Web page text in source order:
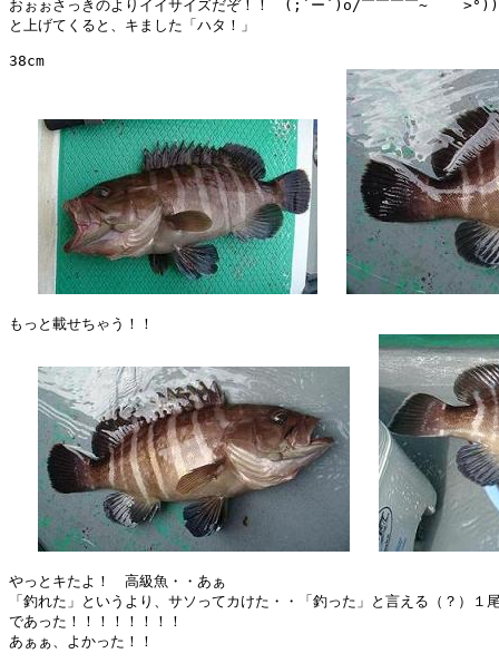
おぉぉさっきのよりイイサイズだぞ！！　(;`ー´)o/￣￣￣￣~
と上げてくると、キました「ハタ！」
38cm
もっと載せちゃう！！
やっとキたよ！　高級魚・・あぁ
「釣れた」というより、サソってカけた・・「釣った」と言える（？）１
であった！！！！！！！！
あぁぁ、よかった！！